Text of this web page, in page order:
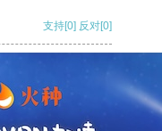
支持[0] 反对[0]